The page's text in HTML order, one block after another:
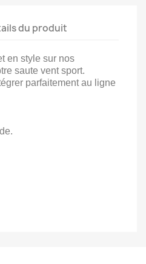
du produit
en style sur nos
saute vent sport.
parfaitement au ligne